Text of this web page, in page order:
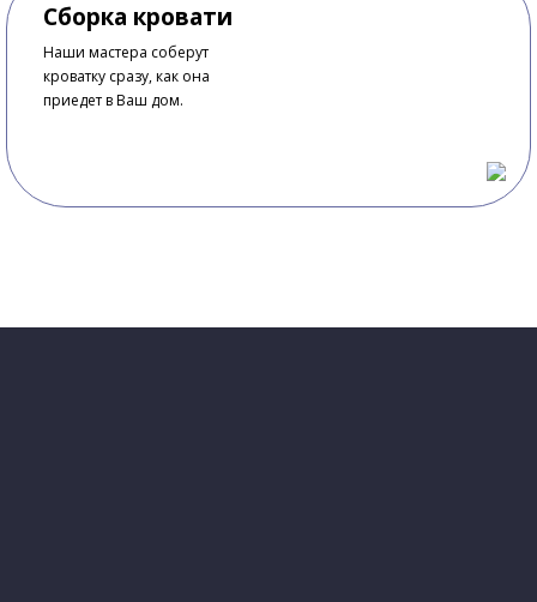
Сборка кровати
Наши мастера соберут
кроватку сразу, как она
приедет в Ваш дом.